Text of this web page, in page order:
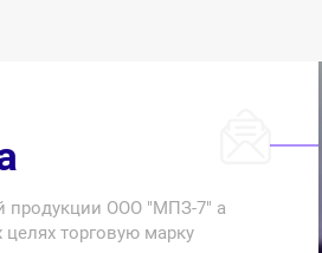
продукции ООО "МПЗ-7" а
торговую марку